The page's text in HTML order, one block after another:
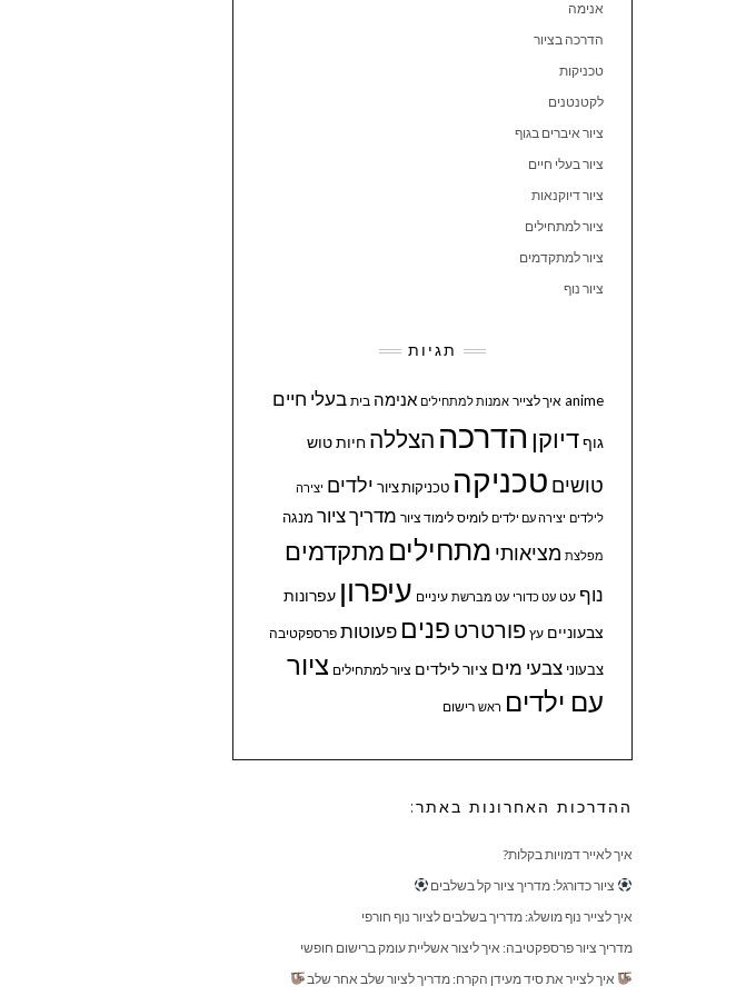
אנימה
הדרכה בציור
טכניקות
לקטנטנים
ציור איברים בגוף
ציור בעלי חיים
ציור דיוקנאות
ציור למתחילים
ציור למתקדמים
ציור נוף
תגיות
anime איך לצייר אמנות למתחילים אנימה בית בעלי חיים
גוףדיוקן הדרכה הצללה חיותטוש
טושים טכניקה טכניקות ציור ילדים יצירה
לילדים יצירה עם ילדים לומיס לימוד ציור מדריך ציור מנגה
מפלצת מציאותי מתחילים מתקדמים
נוף עט עט כדורי עט מברשת עיניים עיפרון עפרונות
צבעוניים עץ פורטרט פנים פעוטות פרספקטיבה
צבעוני צבעי מים ציור לילדים ציור למתחילים ציור
עם ילדים ראש רישום
ההדרכות האחרונות באתר:
איך לאייר דמויות בקלות?
ציור כדורגל: מדריך ציור קל בשלבים
איך לצייר נוף מושלג: מדריך בשלבים לציור נוף חורפי
מדריך ציור פרספקטיבה: איך ליצור אשליית עומק ברישום חופשי
איך לצייר את סיד מעידן הקרח: מדריך לציור שלב אחר שלב